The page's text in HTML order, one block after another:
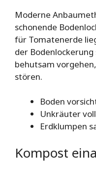
Moderne
schonende
für Tomatenerde
der
behutsam
stören.
Boden
Unkräuter
Erdklumpen
Kompost